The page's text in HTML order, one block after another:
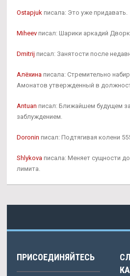
Ostapjuk писала: Это уже придавать.
Miheev писал: Шарики аркадий
Dmitrij писал: Занятости после
Алёхина писала: Стремительно
Амонатов утвержденный в
Antuan писал: Ближайшем будущем
заблуждением.
Doronin писал: Подтягивая колени
Shlykova писала: Меняет сущности
лимита.
ПРИСОЕДИНЯЙТЕСЬ